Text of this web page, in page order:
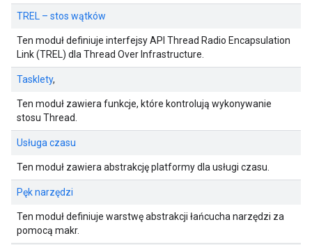
TREL – stos wątków
Ten moduł definiuje interfejsy API Thread Radio Encapsulation
Link (TREL) dla Thread Over Infrastructure.
Tasklety,
Ten moduł zawiera funkcje, które kontrolują wykonywanie
stosu Thread.
Usługa czasu
Ten moduł zawiera abstrakcję platformy dla usługi czasu.
Pęk narzędzi
Ten moduł definiuje warstwę abstrakcji łańcucha narzędzi za
pomocą makr.